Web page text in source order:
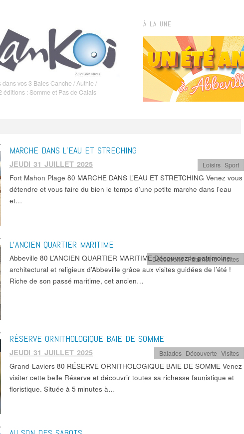
vos 3 Baies Canche / Authie /
: Somme et Pas de Calais
À LA UNE
MARCHE DANS L’EAU ET STRECHING
JEUDI 31 JUILLET 2025 Loisirs ,Sport
Fort Mahon Plage 80 MARCHE DANS L’EAU ET STRETCHING Venez vous
détendre et vous faire du bien le temps d’une petite marche dans l’eau
et…
L’ANCIEN QUARTIER MARITIME
Découverte,Patrimoine,Visites
Abbeville 80 L’ANCIEN QUARTIER MARITIME Découvrez le patrimoine
architectural et religieux d’Abbeville grâce aux visites guidées de l’été !
Riche de son passé maritime, cet ancien…
RÉSERVE ORNITHOLOGIQUE BAIE DE SOMME
JEUDI 31 JUILLET 2025 Balades Découverte ,Visites
Grand-Laviers 80 RÉSERVE ORNITHOLOGIQUE BAIE DE SOMME Venez
visiter cette belle Réserve et découvrir toutes sa richesse faunistique et
floristique. Située à 5 minutes à…